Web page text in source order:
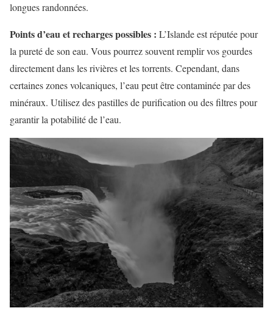
longues randonnées.
Points d’eau et recharges possibles : L’Islande est réputée pour
la pureté de son eau. Vous pourrez souvent remplir vos gourdes
directement dans les rivières et les torrents. Cependant, dans
certaines zones volcaniques, l’eau peut être contaminée par des
minéraux. Utilisez des pastilles de purification ou des filtres pour
garantir la potabilité de l’eau.